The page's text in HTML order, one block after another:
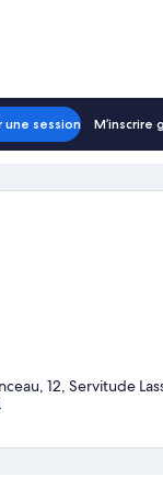
une session
12, Servitude